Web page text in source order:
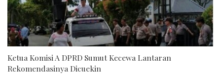
Ketua Komisi A DPRD Sumut Kecewa Lantaran
Rekomendasinya Dicuekin